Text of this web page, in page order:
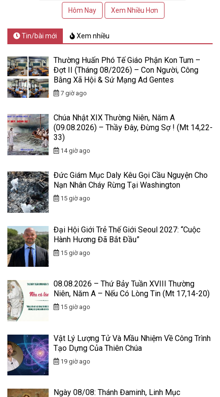
Hôm Nay Xem Nhiều Hơn
Tin/bài mới Xem nhiều
Thường Huấn Phó Tế Giáo Phận Kon Tum –
Đợt II (Tháng 08/2026) – Con Người, Công
Bằng Xã Hội & Sứ Mạng Ad Gentes
7 giờ ago
Chúa Nhật XIX Thường Niên, Năm A
(09.08.2026) – Thầy Đây, Đừng Sợ ! (Mt 14,22-
33)
14 giờ ago
Đức Giám Mục Daly Kêu Gọi Cầu Nguyện Cho
Nạn Nhân Cháy Rừng Tại Washington
15 giờ ago
Đại Hội Giới Trẻ Thế Giới Seoul 2027: “Cuộc
Hành Hương Đã Bắt Đầu”
15 giờ ago
08.08.2026 – Thứ Bảy Tuần XVIII Thường
Niên, Năm A – Nếu Có Lòng Tin (Mt 17,14-20)
15 giờ ago
Vật Lý Lượng Tử Và Mầu Nhiệm Về Công Trình
Tạo Dựng Của Thiên Chúa
19 giờ ago
Ngày 08/08: Thánh Đaminh, Linh Mục